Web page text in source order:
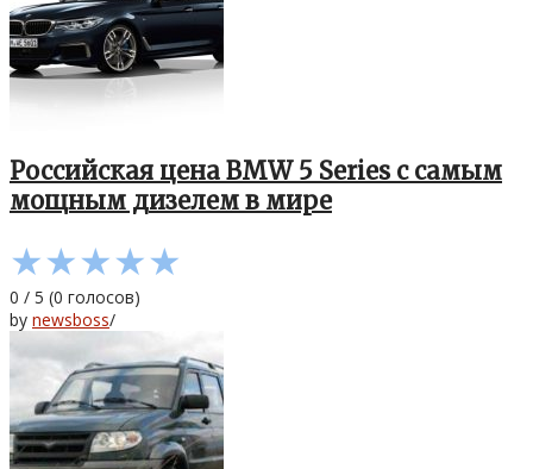
Российская цена BMW 5 Series с самым
мощным дизелем в мире
★★★★★
0 / 5 (0 голосов)
by newsboss/